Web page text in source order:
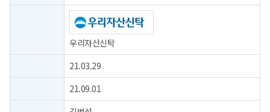
우리자산신탁
21.03.29
21.09.01